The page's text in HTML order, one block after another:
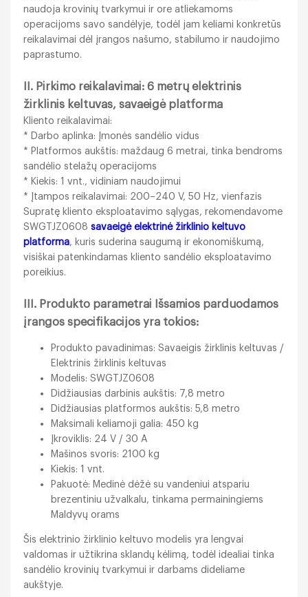
naudoja krovinių tvarkymui ir ore atliekamoms
operacijoms savo sandėlyje, todėl jam keliami konkretūs
reikalavimai dėl įrangos našumo, stabilumo ir naudojimo
paprastumo.
II. Pirkimo reikalavimai: 6 metrų elektrinis
žirklinis keltuvas, savaeigė platforma
Kliento reikalavimai:
* Darbo aplinka: Įmonės sandėlio vidus
* Platformos aukštis: maždaug 6 metrai, tinka bendroms
sandėlio stelažų operacijoms
* Kiekis: 1 vnt., vidiniam naudojimui
* Įtampos reikalavimai: 200–240 V, 50 Hz, vienfazis
Supratę kliento eksploatavimo sąlygas, rekomendavome
SWGTJZ0608savaeigė elektrinė žirklinio keltuvo
platforma, kuris suderina saugumą ir ekonomiškumą,
visiškai patenkindamas kliento sandėlio eksploatavimo
poreikius.
III. Produkto parametrai Išsamios parduodamos
įrangos specifikacijos yra tokios:
Produkto pavadinimas: Savaeigis žirklinis keltuvas /
Elektrinis žirklinis keltuvas
Modelis: SWGTJZ0608
Didžiausias darbinis aukštis: 7,8 metro
Didžiausias platformos aukštis: 5,8 metro
Maksimali keliamoji galia: 450 kg
Įkroviklis: 24 V / 30 A
Mašinos svoris: 2100 kg
Kiekis: 1 vnt.
Pakuotė: Medinė dėžė su vandeniui atspariu
brezentiniu užvalkalu, tinkama permainingiems
Maldyvų orams
Šis elektrinio žirklinio keltuvo modelis yra lengvai
valdomas ir užtikrina sklandų kėlimą, todėl idealiai tinka
sandėlio krovinių tvarkymui ir darbams dideliame
aukštyje.